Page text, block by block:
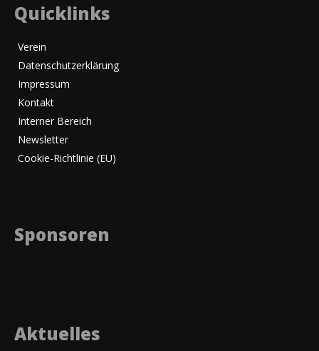
Quicklinks
Verein
Datenschutzerklärung
Impressum
Kontakt
Interner Bereich
Newsletter
Cookie-Richtlinie (EU)
Sponsoren
Aktuelles